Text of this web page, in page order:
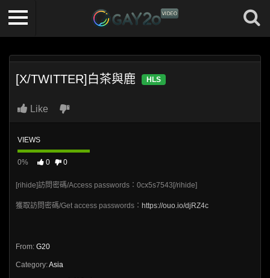
[X/TWITTER]白茶與鹿 HLS
Like
VIEWS
0% 0 0
[rihide]訪問密碼/Access passwords：0cx5s7543[/rihide]
獲取訪問密碼/Get access passwords： https://ouo.io/djRZ4c
From: G20
Category:Asia